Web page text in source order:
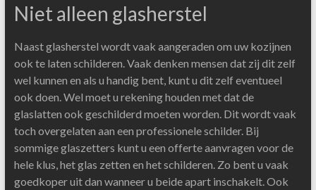
Niet alleen glasherstel
Naast glasherstel wordt vaak aangeraden om uw kozijnen
ook te laten schilderen. Vaak denken mensen dat zij dit zelf
wel kunnen en als u handig bent, kunt u dit zelf eventueel
ook doen. Wel moet u rekening houden met dat de
glaslatten ook geschilderd moeten worden. Dit wordt vaak
toch overgelaten aan een professionele schilder. Bij
sommige glaszetters kunt u een offerte aanvragen voor de
hele klus, het glas zetten en het schilderen. Zo bent u vaak
goedkoper uit dan wanneer u beide apart inschakelt. Ook